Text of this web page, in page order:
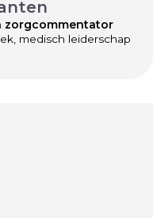
zorgcommentator
medisch leiderschap